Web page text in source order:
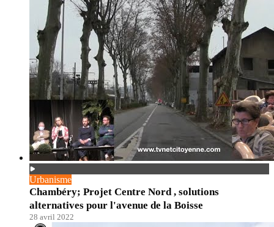
Urbanisme
Chambéry; Projet Centre Nord , solutions
alternatives pour l'avenue de la Boisse
28 avril 2022